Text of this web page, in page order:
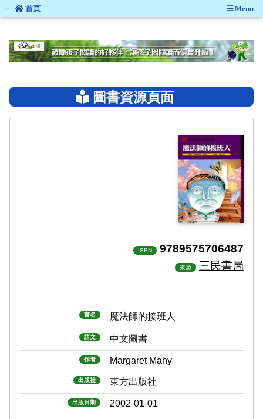
::: 首頁 Menu
圖書資源頁面
ISBN 9789575706487
來源 三民書局
書名 魔法師的接班人
語文 中文圖書
作者 Margaret Mahy
出版社 東方出版社
出版日期 2002-01-01